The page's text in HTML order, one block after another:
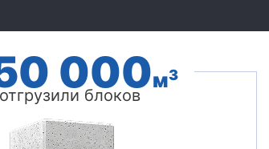
000м3
отгрузили блоков